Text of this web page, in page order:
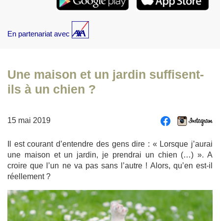
En partenariat avec
Une maison et un jardin suffisent-
ils à un chien ?
15 mai 2019
Il est courant d’entendre des gens dire : « Lorsque j’aurai
une maison et un jardin, je prendrai un chien (…) ». A
croire que l’un ne va pas sans l’autre ! Alors, qu’en est-il
réellement ?